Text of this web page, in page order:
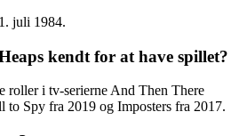
juli 1984.
kendt for at have spillet?
roller i tv-serierne And Then There
to Spy fra 2019 og Imposters fra 2017.